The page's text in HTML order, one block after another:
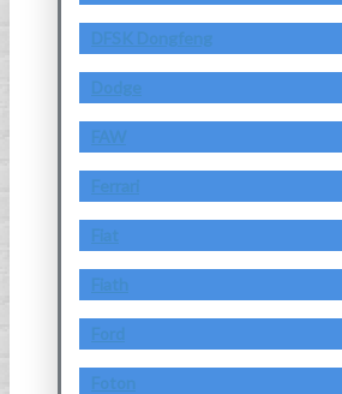
DFSK Dongfeng
Dodge
FAW
Ferrari
Fiat
Fiath
Ford
Foton